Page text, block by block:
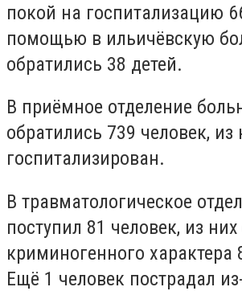
покой на госпитализацию
помощью в ильичёвскую
обратились 38 детей.
В приёмное отделение
обратились 739 человек, из
госпитализирован.
В травматологическое
поступил 81 человек, из
криминогенного характера
Ещё 1 человек пострадал